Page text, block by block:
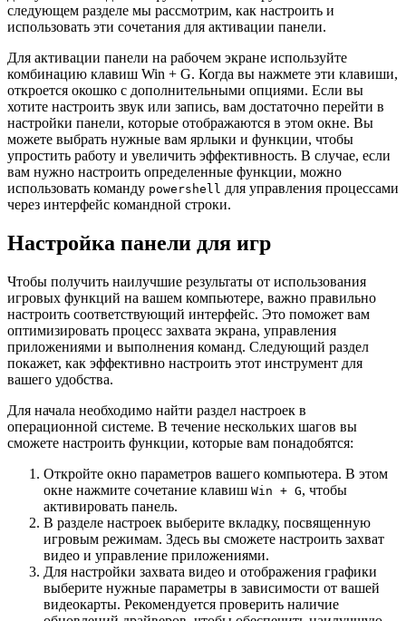
следующем разделе мы рассмотрим, как настроить и
использовать эти сочетания для активации панели.
Для активации панели на рабочем экране используйте
комбинацию клавиш Win + G. Когда вы нажмете эти клавиши,
откроется окошко с дополнительными опциями. Если вы
хотите настроить звук или запись, вам достаточно перейти в
настройки панели, которые отображаются в этом окне. Вы
можете выбрать нужные вам ярлыки и функции, чтобы
упростить работу и увеличить эффективность. В случае, если
вам нужно настроить определенные функции, можно
использовать команду powershell для управления процессами
через интерфейс командной строки.
Настройка панели для игр
Чтобы получить наилучшие результаты от использования
игровых функций на вашем компьютере, важно правильно
настроить соответствующий интерфейс. Это поможет вам
оптимизировать процесс захвата экрана, управления
приложениями и выполнения команд. Следующий раздел
покажет, как эффективно настроить этот инструмент для
вашего удобства.
Для начала необходимо найти раздел настроек в
операционной системе. В течение нескольких шагов вы
сможете настроить функции, которые вам понадобятся:
Откройте окно параметров вашего компьютера. В этом
окне нажмите сочетание клавиш Win + G, чтобы
активировать панель.
В разделе настроек выберите вкладку, посвященную
игровым режимам. Здесь вы сможете настроить захват
видео и управление приложениями.
Для настройки захвата видео и отображения графики
выберите нужные параметры в зависимости от вашей
видеокарты. Рекомендуется проверить наличие